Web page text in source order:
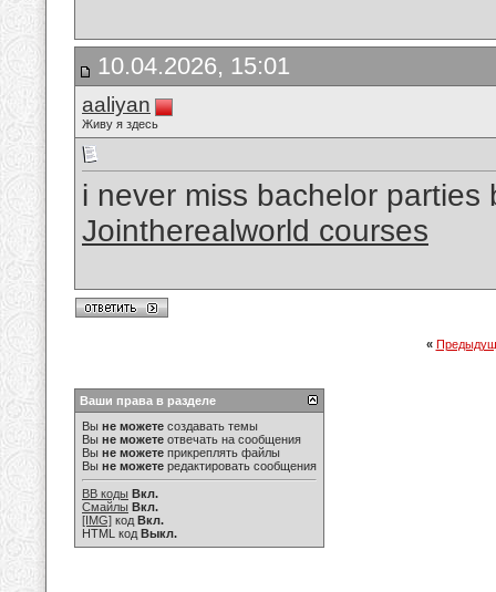
10.04.2026, 15:01
aaliyan
Живу я здесь
i never miss bachelor parties
Jointherealworld courses
«
Ваши права в разделе
Вы не можете создавать темы
Вы не можете отвечать на сообщения
Вы не можете прикреплять файлы
Вы не можете редактировать сообщения
BB коды Вкл.
Смайлы Вкл.
[IMG] код Вкл.
HTML код Выкл.